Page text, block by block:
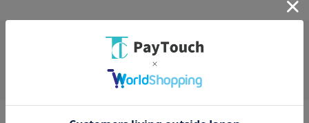
在庫がありません